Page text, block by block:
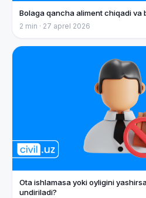
Bolaga qancha aliment chiqadi va
2 min · 27 aprel 2026
Ota ishlamasa yoki oyligini
undiriladi?